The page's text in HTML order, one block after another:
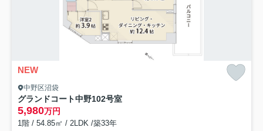
NEW
中野区沼袋
グランドコート中野102号室
5,980万円
1階 / 54.85㎡ / 2LDK /築33年